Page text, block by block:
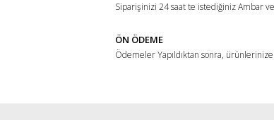
Siparişinizi 24 saat te istediğiniz Ambar
ÖN ÖDEME
Ödemeler Yapıldıktan sonra,